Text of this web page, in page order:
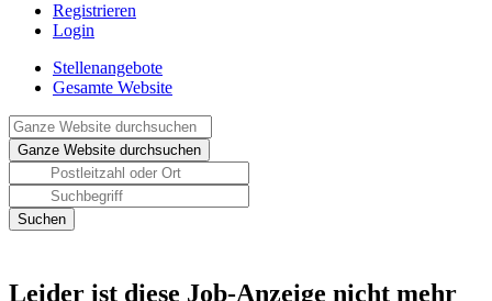
Registrieren
Login
Stellenangebote
Gesamte Website
Leider ist diese Job-Anzeige nicht mehr